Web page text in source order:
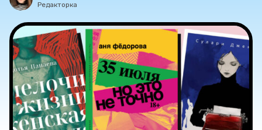
Ваши истории
Соцсети
Редакторка